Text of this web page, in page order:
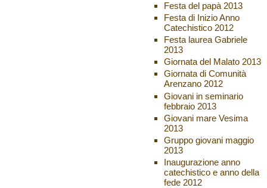
Festa del papà 2013
Festa di Inizio Anno
Catechistico 2012
Festa laurea Gabriele
2013
Giornata del Malato 2013
Giornata di Comunità
Arenzano 2012
Giovani in seminario
febbraio 2013
Giovani mare Vesima
2013
Gruppo giovani maggio
2013
Inaugurazione anno
catechistico e anno della
fede 2012